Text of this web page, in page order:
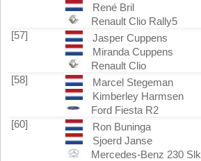
René Bril
Renault Clio Rally5
[57]
Jasper Cuppens
Miranda Cuppens
Renault Clio
[58]
Marcel Stegeman
Kimberley Harmsen
Ford Fiesta R2
[60]
Ron Buninga
Sjoerd Janse
Mercedes-Benz 230 Slk